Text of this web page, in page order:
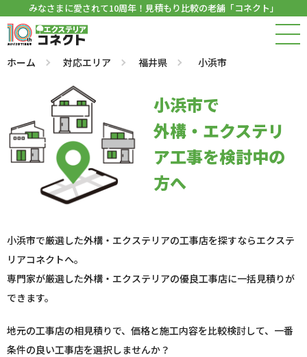
みなさまに愛されて10周年！見積もり比較の老舗「コネクト」
ホーム 対応エリア 福井県 小浜市
小浜市で
外構・エクステリ
ア工事を検討中の
方へ
小浜市で厳選した外構・エクステリアの工事店を探すならエクステ
リアコネクトへ。
専門家が厳選した外構・エクステリアの優良工事店に一括見積りが
できます。
地元の工事店の相見積りで、価格と施工内容を比較検討して、一番
条件の良い工事店を選択しませんか？